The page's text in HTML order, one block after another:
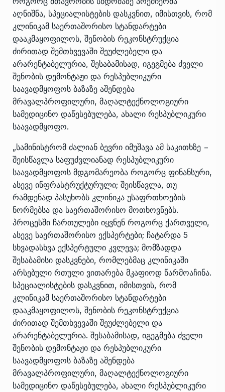
აღნიშნა, სპეციალისტების დასკვნით, იმისთვის, რომ
კლინიკამ საერთაშორისო სტანდარტები
დააკმაყოფილოს, შენობის რეკონსტრუქცია
ძირითად შემთხვევაში შეუძლებელი და
არარენტაბელურია, შესაბამისად, იგეგმება ძველი
შენობის დემონტაჟი და რესპუბლიკური
საავადმყოფოს ბაზაზე აშენდება
მრავალპროფილური, მაღალტექნოლოგიური
სამედიცინო დაწესებულება, ახალი რესპუბლიკური
საავადმყოფო.
„სამინისტრომ ძალიან ბევრი იმუშავა ამ საკითხზე −
შეისწავლა საფუძვლიანად რესპუბლიკური
საავადმყოფოს მდგომარეობა როგორც ფინანსური,
ასევე ინფრასტრუქტურული; შეისწავლა, თუ
რამდენად პასუხობს კლინიკა უსაფრთხოების
ნორმებსა და საერთაშორისო მოთხოვნებს.
პროცესში ჩართულები იყვნენ როგორც ქართველი,
ასევე საერთაშორისო ექსპერტები; ჩატარდა 5
სხვადასხვა ექსპერტული კვლევა; მომზადდა
შესაბამისი დასკვნები, რომლებმაც კლინიკაში
არსებული რთული ვითარება მკაფიოდ წარმოაჩინა.
სპეციალისტების დასკვნით, იმისთვის, რომ
კლინიკამ საერთაშორისო სტანდარტები
დააკმაყოფილოს, შენობის რეკონსტრუქცია
ძირითად შემთხვევაში შეუძლებელი და
არარენტაბელურია. შესაბამისად, იგეგმება ძველი
შენობის დემონტაჟი და რესპუბლიკური
საავადმყოფოს ბაზაზე აშენდება
მრავალპროფილური, მაღალტექნოლოგიური
სამედიცინო დაწესებულება, ახალი რესპუბლიკური